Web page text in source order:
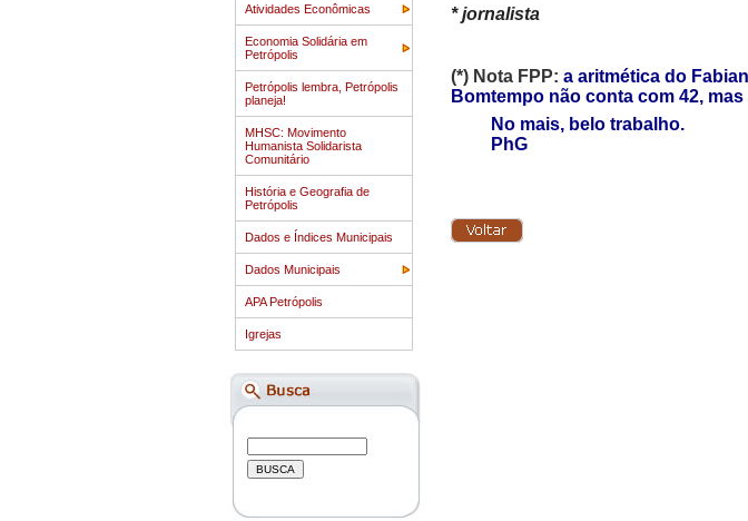
Atividades Econômicas
Economia Solidária em
Petrópolis
Petrópolis lembra, Petrópolis
planeja!
MHSC: Movimento
Humanista Solidarista
Comunitário
História e Geografia de
Petrópolis
Dados e Índices Municipais
Dados Municipais
APA Petrópolis
Igrejas
* jornalista
(*) Nota FPP: a aritmética do
Bomtempo não conta com 42, mas
No mais, belo trabalho.
PhG